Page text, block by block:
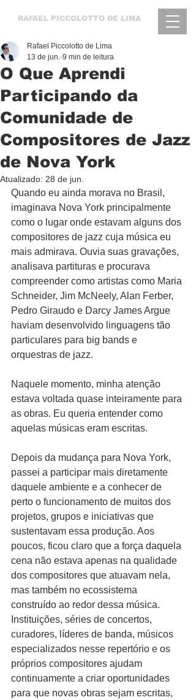
RAFAEL PICCOLOTTO DE LIMA
O Que Aprendi
Participando da
Comunidade de
Compositores de Jazz
de Nova York
Rafael Piccolotto de Lima
13 de jun. 9 min de leitura
Atualizado: 28 de jun.
Quando eu ainda morava no Brasil,
imaginava Nova York principalmente
como o lugar onde estavam alguns dos
compositores de jazz cuja música eu
mais admirava. Ouvia suas gravações,
analisava partituras e procurava
compreender como artistas como Maria
Schneider, Jim McNeely, Alan Ferber,
Pedro Giraudo e Darcy James Argue
haviam desenvolvido linguagens tão
particulares para big bands e
orquestras de jazz.
Naquele momento, minha atenção
estava voltada quase inteiramente para
as obras. Eu queria entender como
aquelas músicas eram escritas.
Depois da mudança para Nova York,
passei a participar mais diretamente
daquele ambiente e a conhecer de
perto o funcionamento de muitos dos
projetos, grupos e iniciativas que
sustentavam essa produção. Aos
poucos, ficou claro que a força daquela
cena não estava apenas na qualidade
dos compositores que atuavam nela,
mas também no ecossistema
construído ao redor dessa música.
Instituições, séries de concertos,
curadores, líderes de banda, músicos
especializados nesse repertório e os
próprios compositores ajudam
continuamente a criar oportunidades
para que novas obras sejam escritas,